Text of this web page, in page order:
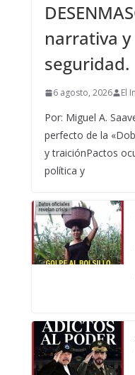
narrativa
seguridad.
6 agosto, 2026 El
Por: Miguel A.
perfecto de la
y traiciónPactos
política y